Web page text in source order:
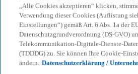
Entscheidungen
Wir helfen Ihnen, den
bei geopolitischen
„Alle Cookies akzeptieren“ klicken,
Verwendung dieser Cookies (Auflistung
Einstellungen“) gemäß Art. 6 Abs. 1a der
Datenschutzgrundverordnung (DS-GVO)
Telekommunikation-Digitale-Dienste-
(TDDDG) zu. Sie können Ihre Cookie-
ändern. Datenschutzerklärung /